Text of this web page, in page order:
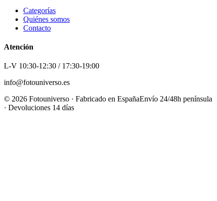
Categorías
Quiénes somos
Contacto
Atención
L-V 10:30-12:30 / 17:30-19:00
info@fotouniverso.es
© 2026 Fotouniverso · Fabricado en EspañaEnvío 24/48h península
· Devoluciones 14 días